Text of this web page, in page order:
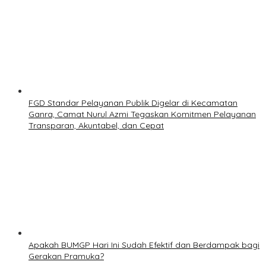
FGD Standar Pelayanan Publik Digelar di Kecamatan
Ganra, Camat Nurul Azmi Tegaskan Komitmen Pelayanan
Transparan, Akuntabel, dan Cepat
Apakah BUMGP Hari Ini Sudah Efektif dan Berdampak bagi
Gerakan Pramuka?